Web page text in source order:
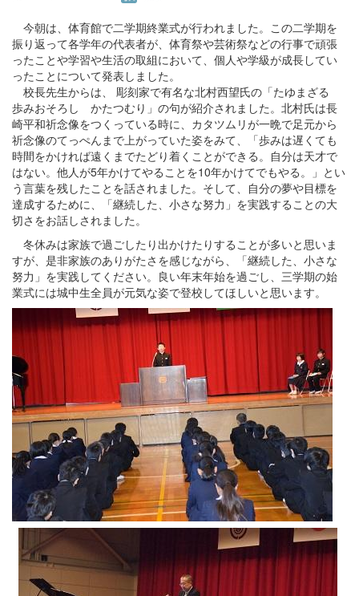
今朝は、体育館で二学期終業式が行われました。この二学期を
振り返って各学年の代表者が、体育祭や芸術祭などの行事で頑張
ったことや学習や生活の取組において、個人や学級が成長してい
ったことについて発表しました。
校長先生からは、 彫刻家で有名な北村西望氏の「たゆまざる
歩みおそろし かたつむり」の句が紹介されました。北村氏は長
崎平和祈念像をつくっている時に、カタツムリが一晩で足元から
祈念像のてっぺんまで上がっていた姿をみて、「歩みは遅くても
時間をかければ遠くまでたどり着くことができる。自分は天才で
はない。他人が5年かけてやることを10年かけてでもやる。」とい
う言葉を残したことを話されました。そして、自分の夢や目標を
達成するために、「継続した、小さな努力」を実践することの大
切さをお話しされました。
冬休みは家族で過ごしたり出かけたりすることが多いと思いま
すが、是非家族のありがたさを感じながら、「継続した、小さな
努力」を実践してください。良い年末年始を過ごし、三学期の始
業式には城中生全員が元気な姿で登校してほしいと思います。